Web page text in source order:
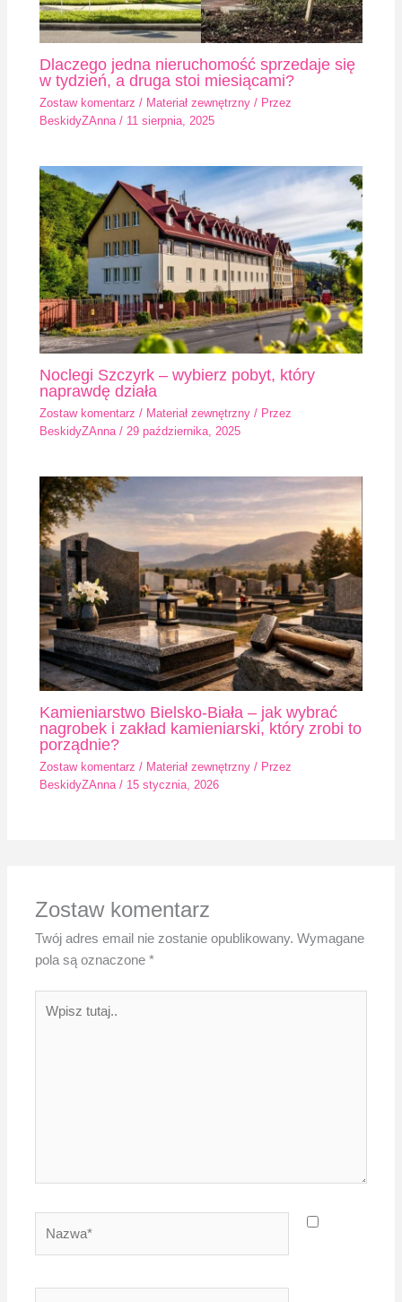
Dlaczego jedna nieruchomość sprzedaje się
w tydzień, a druga stoi miesiącami?
Zostaw komentarz / Materiał zewnętrzny / Przez
BeskidyZAnna/ 11 sierpnia, 2025
Noclegi Szczyrk – wybierz pobyt, który
naprawdę działa
Zostaw komentarz / Materiał zewnętrzny / Przez
BeskidyZAnna/29 października, 2025
Kamieniarstwo Bielsko-Biała – jak wybrać
nagrobek i zakład kamieniarski, który zrobi to
porządnie?
Zostaw komentarz / Materiał zewnętrzny / Przez
BeskidyZAnna/ 15 stycznia, 2026
Zostaw komentarz
Twój adres email nie zostanie opublikowany. Wymagane
pola są oznaczone*
tutaj..